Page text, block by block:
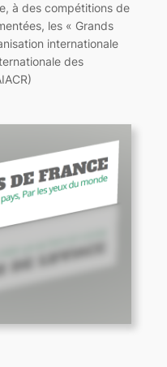
à des compétitions de
les « Grands
internationale
des